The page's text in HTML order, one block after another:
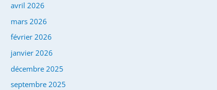
avril 2026
mars 2026
février 2026
janvier 2026
décembre 2025
septembre 2025